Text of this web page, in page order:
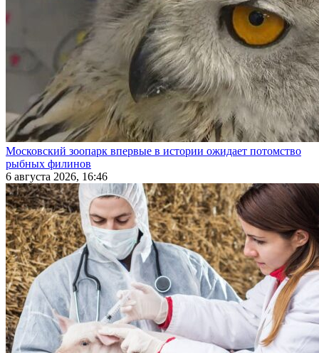
Московский зоопарк впервые в истории ожидает потомство
рыбных филинов
6 августа 2026, 16:46